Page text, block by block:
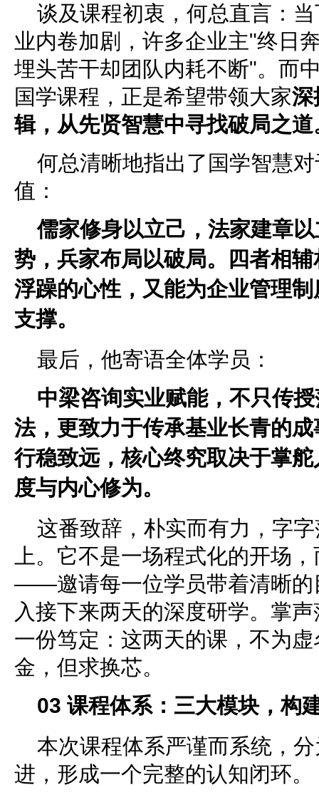
谈及课程初衷，何总直言：
业内卷加剧，许多企业主"终日
埋头苦干却团队内耗不断"。而
国学课程，正是希望带领大家深
辑，从先贤智慧中寻找破局之道
何总清晰地指出了国学智慧
值：
儒家修身以立己，法家建章
势， 兵家布局以破局。四者相
浮躁的心性，又能为企业管理
支撑。
最后，他寄语全体学员：
中梁咨询实业赋能，不只传
法，更致力于传承基业长青的
行稳致远，核心终究取决于掌
度与内心修为。
这番致辞，朴实而有力，字
上。它不是一场程式化的开场
——邀请每一位学员带着清晰的
入接下来两天的深度研学。掌
一份笃定：这两天的课，不为
金，但求换芯。
03 课程体系：三大模块，构
本次课程体系严谨而系统，
进，形成一个完整的认知闭环。